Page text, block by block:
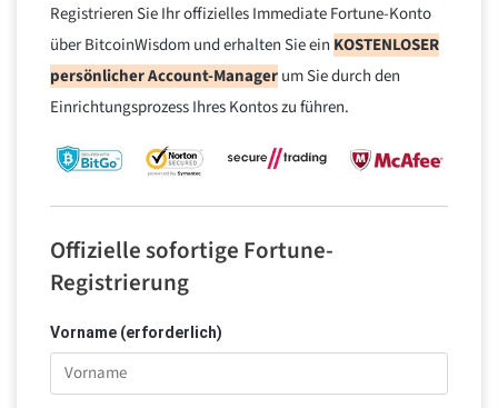
Registrieren Sie Ihr offizielles Immediate Fortune-Konto
über BitcoinWisdom und erhalten Sie ein KOSTENLOSER
persönlicher Account-Managerum Sie durch den
Einrichtungsprozess Ihres Kontos zu führen.
Offizielle sofortige Fortune-
Registrierung
Vorname (erforderlich)